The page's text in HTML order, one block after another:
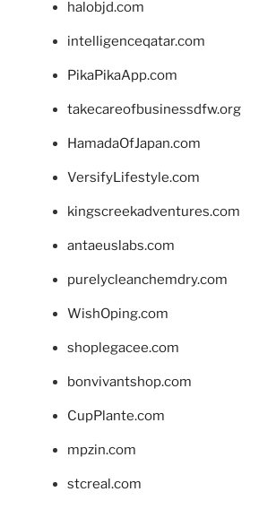
halobjd.com
intelligenceqatar.com
PikaPikaApp.com
takecareofbusinessdfw.org
HamadaOfJapan.com
VersifyLifestyle.com
kingscreekadventures.com
antaeuslabs.com
purelycleanchemdry.com
WishOping.com
shoplegacee.com
bonvivantshop.com
CupPlante.com
mpzin.com
stcreal.com